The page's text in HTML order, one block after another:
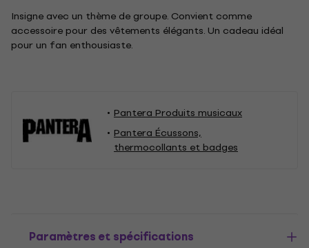
Insigne avec un thème de groupe. Convient comme
accessoire pour des vêtements élégants. Un cadeau idéal
pour un fan enthousiaste.
Pantera Produits musicaux
Pantera Écussons,
thermocollants et badges
Paramètres et spécifications